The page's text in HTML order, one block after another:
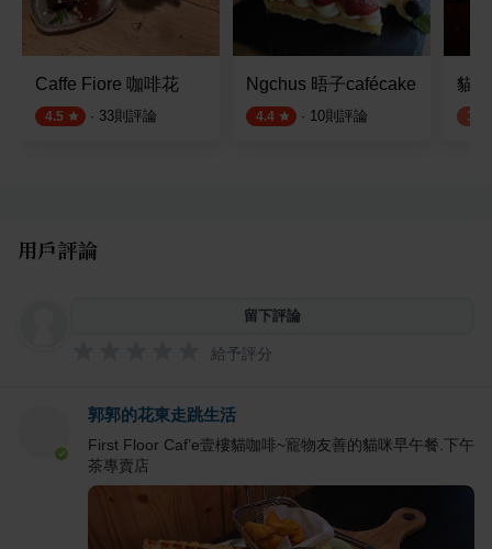
Caffe Fiore 咖啡花
4.5 · 33則評論
Ngchus 晤子cafécake
4.4 · 10則評論
貓
3.8
用戶評論
留下評論
給予評分
郭郭的花東走跳生活
First Floor Caf’e壹樓貓咖啡~寵物友善的貓咪早午餐.下午
茶專賣店